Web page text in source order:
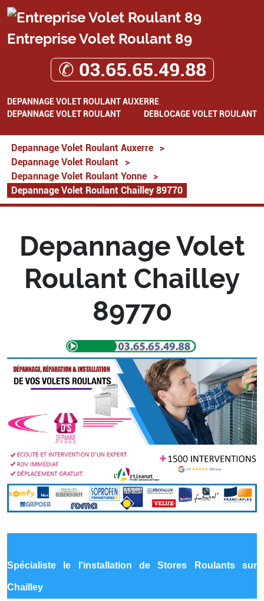
Entreprise Volet Roulant 89
✆ 03.65.65.49.88
DEPANNAGE VOLET ROULANT AUXERRE
DEPANNAGE VOLET ROULANT
DEBLOCAGE VOLET ROULANT
Depannage Volet Roulant Auxerre
>
Depannage Volet Roulant
>
Depannage Volet Roulant Yonne
>
Depannage Volet Roulant Chailley 89770
Depannage Volet
Roulant Chailley
89770
Spécialiste le l'installation de Stores Roulants sur
Chailley